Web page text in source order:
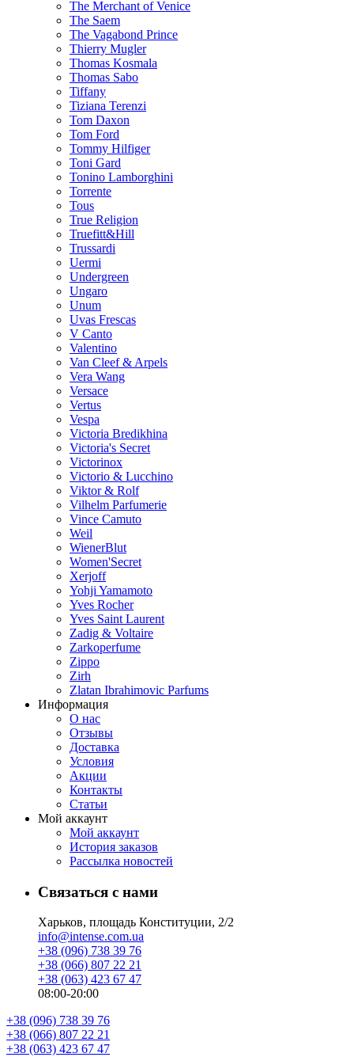
The Merchant of Venice
The Saem
The Vagabond Prince
Thierry Mugler
Thomas Kosmala
Thomas Sabo
Tiffany
Tiziana Terenzi
Tom Daxon
Tom Ford
Tommy Hilfiger
Toni Gard
Tonino Lamborghini
Torrente
Tous
True Religion
Truefitt&Hill
Trussardi
Uermi
Undergreen
Ungaro
Unum
Uvas Frescas
V Canto
Valentino
Van Cleef & Arpels
Vera Wang
Versace
Vertus
Vespa
Victoria Bredikhina
Victoria's Secret
Victorinox
Victorio & Lucchino
Viktor & Rolf
Vilhelm Parfumerie
Vince Camuto
Weil
WienerBlut
Women'Secret
Xerjoff
Yohji Yamamoto
Yves Rocher
Yves Saint Laurent
Zadig & Voltaire
Zarkoperfume
Zippo
Zirh
Zlatan Ibrahimovic Parfums
Информация
О нас
Отзывы
Доставка
Условия
Aкции
Контакты
Статьи
Мой аккаунт
Мой аккаунт
История заказов
Рассылка новостей
Связаться с нами
Харьков, площадь Конституции, 2/2
info@intense.com.ua
+38 (096) 738 39 76
+38 (066) 807 22 21
+38 (063) 423 67 47
08:00-20:00
+38 (096) 738 39 76
+38 (066) 807 22 21
+38 (063) 423 67 47